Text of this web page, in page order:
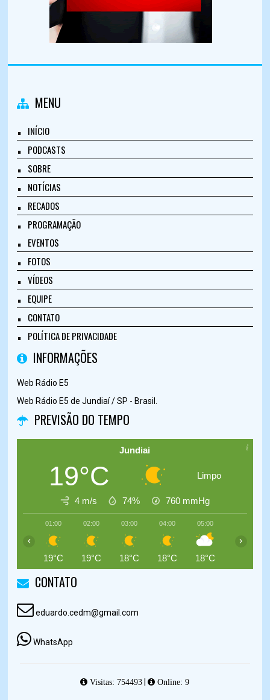
MENU
INÍCIO
PODCASTS
SOBRE
NOTÍCIAS
RECADOS
PROGRAMAÇÃO
EVENTOS
FOTOS
VÍDEOS
EQUIPE
CONTATO
POLÍTICA DE PRIVACIDADE
INFORMAÇÕES
Web Rádio E5
Web Rádio E5 de Jundiaí / SP - Brasil.
PREVISÃO DO TEMPO
Jundiai
19°C Limpo
4 m/s 74% 760 mmHg
01:00
19°C
02:00
19°C
03:00
18°C
04:00
18°C
05:00
18°C
‹ ›
CONTATO
eduardo.cedm@gmail.com
WhatsApp
Visitas: 754493 | Online: 9